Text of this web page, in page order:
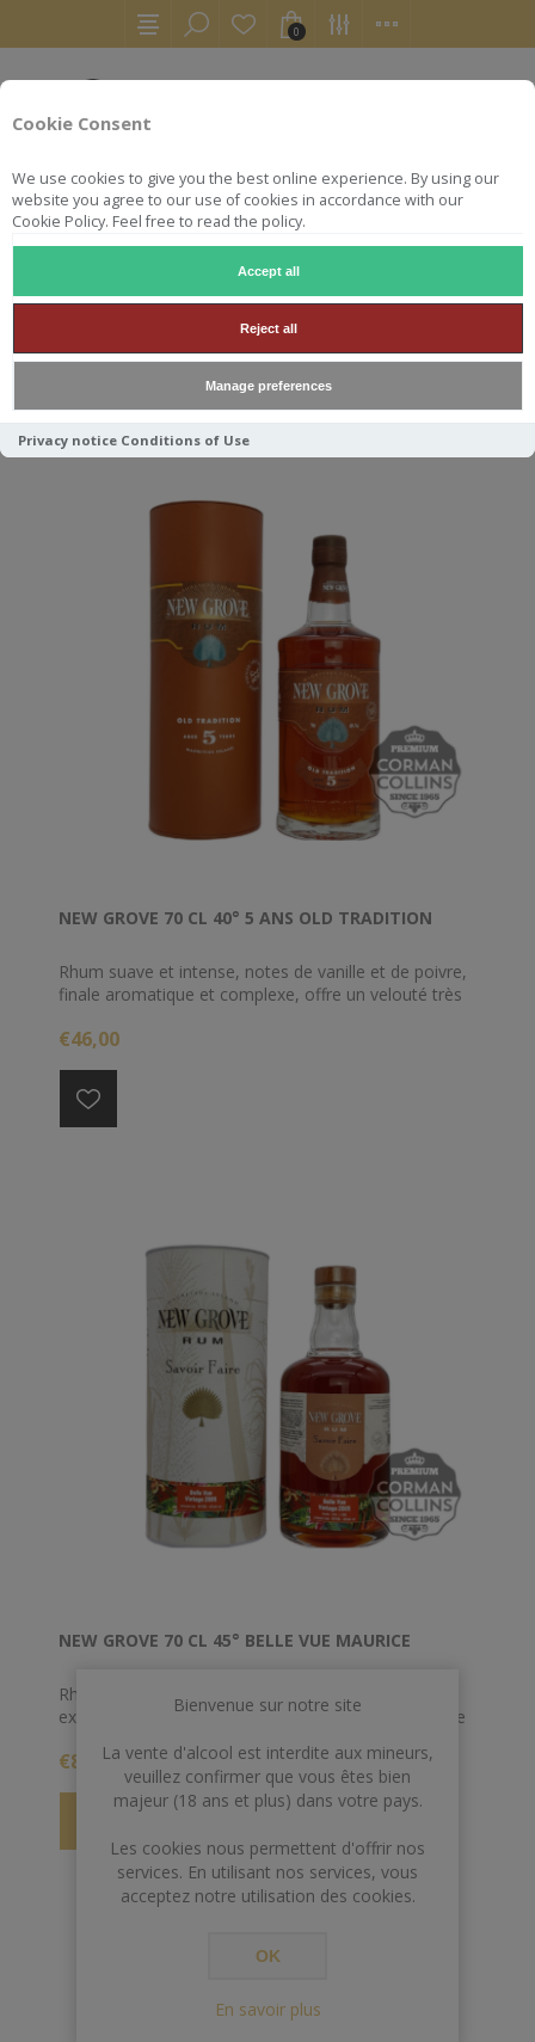
Cookie Consent
We use cookies to give you the best online experience. By using our
website you agree to our use of cookies in accordance with our
Cookie Policy. Feel free to read the policy.
Accept all
Reject all
Manage preferences
Privacy notice Conditions of Use
0
NEW GROVE
NEW GROVE 70 CL 40° 5 ANS OLD TRADITION
Rhum suave et intense, notes de vanille et de poivre,
finale aromatique et complexe, offre un velouté très
€46,00
NEW GROVE 70 CL 45° BELLE VUE MAURICE
Rhum d’exception produit en édition limitée et
exclusive. Ce rhum vintage est vieilli en fûts de chêne
€85,00
Bienvenue sur notre site
La vente d'alcool est interdite aux mineurs,
veuillez confirmer que vous êtes bien
majeur (18 ans et plus) dans votre pays.
Les cookies nous permettent d'offrir nos
services. En utilisant nos services, vous
acceptez notre utilisation des cookies.
OK
En savoir plus